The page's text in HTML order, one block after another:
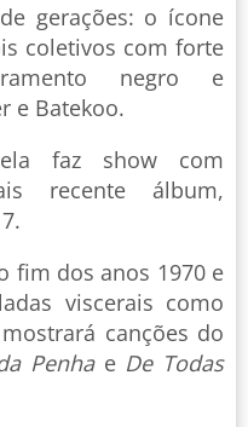
gerações: o ícone
coletivos com forte
negro e
e Batekoo.
faz show com
recente álbum,
fim dos anos 1970 e
viscerais como
canções do
Penhae De Todas